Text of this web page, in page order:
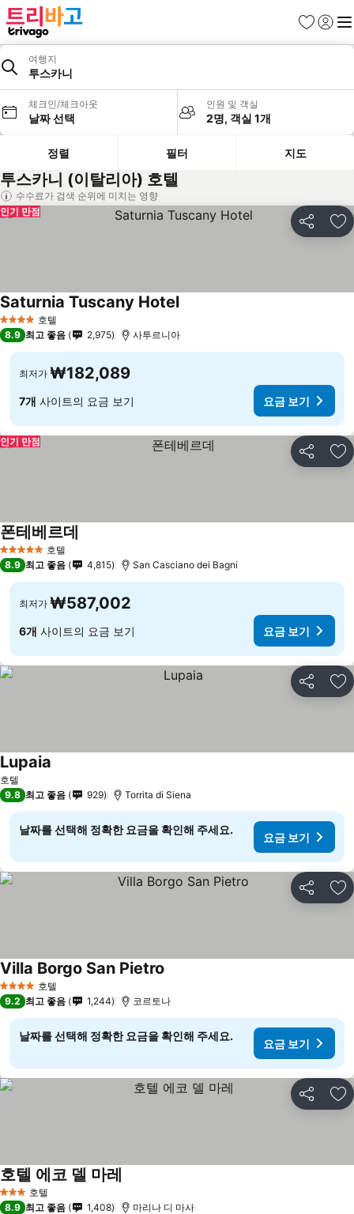
즐겨찾기
로그인
메
여행지
투스카니
체크인/체크아웃
날짜 선택
인원 및 객실
2명, 객실 1개
정렬 필터 지도
투스카니 (이탈리아) 호텔
수수료가 검색 순위에 미치는 영향
공유 즐
인기 만점
4 성급 호텔
Saturnia Tuscany Hotel요금 보기
8.9 최고 좋음 2,975 사투르니아
최저가 ₩182,089
7개 사이트의 요금 보기 요금 보기
공유 즐
인기 만점
5 성급 호텔
폰테베르데
8.9 최고 좋음 4,815 San Casciano dei Bagni
최저가 ₩587,002
6개 사이트의 요금 보기 요금 보기
공유 즐
호텔
Lupaia
9.8 최고 좋음 929 Torrita di Siena
날짜를 선택해 정확한 요금을 확인해 주세요.
요금 보기
공유 즐
4 성급 호텔
Villa Borgo San Pietro
9.2 최고 좋음 1,244 코르토나
날짜를 선택해 정확한 요금을 확인해 주세요.
요금 보기
공유 즐
3 성급 호텔
호텔 에코 델 마레
8.9 최고 좋음 1,408 마리나 디 마사